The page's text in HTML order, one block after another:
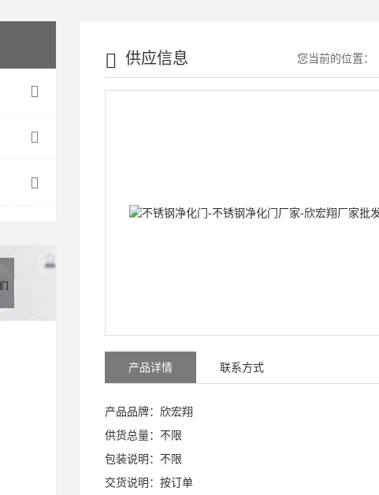
供应信息 您当前的位置：
产品详情 联系方式
产品品牌：欣宏翔
供货总量：不限
包装说明：不限
交货说明：按订单